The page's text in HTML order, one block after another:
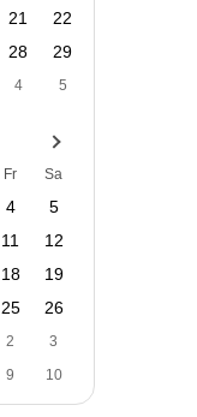
21
22
28
29
4 5
Fr
Sa
4
5
11
12
18
19
25
26
2
3
9 10